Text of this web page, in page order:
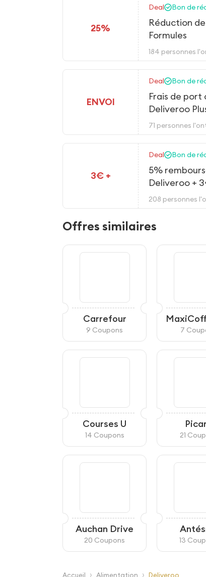
25%
Deal Bon de
Réduction
Formules
184 personnes
ENVOI
Deal Bon de
Frais de
Deliveroo
71 personnes
3€ +
Deal Bon de
5%
Deliveroo +
208 personnes
Offres similaires
Carrefour
9 Coupons
m
7
Courses U
14 Coupons 21
Auchan Drive
20 Coupons 13
Accueil › Alimentation › Deliveroo